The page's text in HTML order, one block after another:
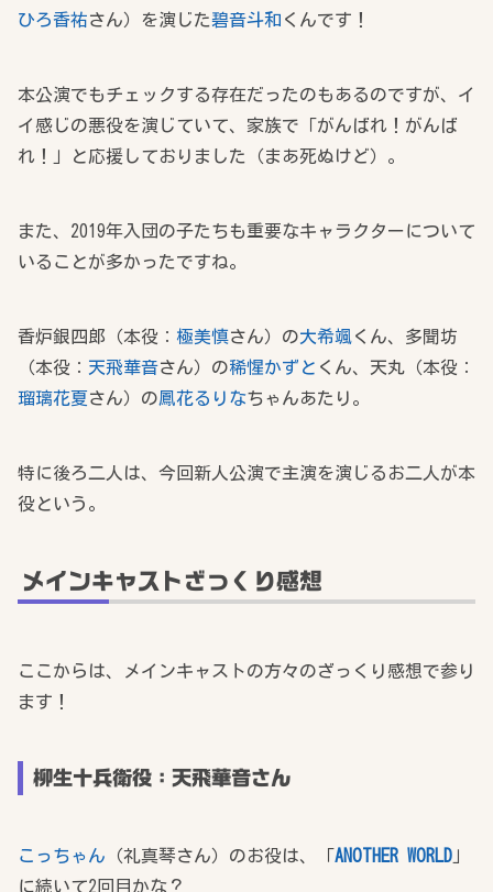
ひろ香祐さん）を演じた碧音斗和 くんです！
本公演でもチェックする存在だったのもあるのですが、イ
イ感じの悪役を演じていて、家族で「がんばれ！がんば
れ！」と応援しておりました（まあ死ぬけど）。
また、2019年入団の子たちも重要なキャラクターについて
いることが多かったですね。
香炉銀四郎（本役： 極美慎さん）の大希颯 くん、多聞坊
（本役： 天飛華音さん）の稀惺かずと くん、天丸（本役：
瑠璃花夏さん）の鳳花るりなちゃんあたり。
特に後ろ二人は、今回新人公演で主演を演じるお二人が本
役という。
メインキャストざっくり感想
ここからは、メインキャストの方々のざっくり感想で参り
ます！
柳生十兵衛役：天飛華音さん
こっちゃん （礼真琴さん）のお役は、「 ANOTHER WORLD 」
に続いて2回目かな？